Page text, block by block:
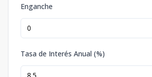
Enganche
Tasa de Interés Anual (%)